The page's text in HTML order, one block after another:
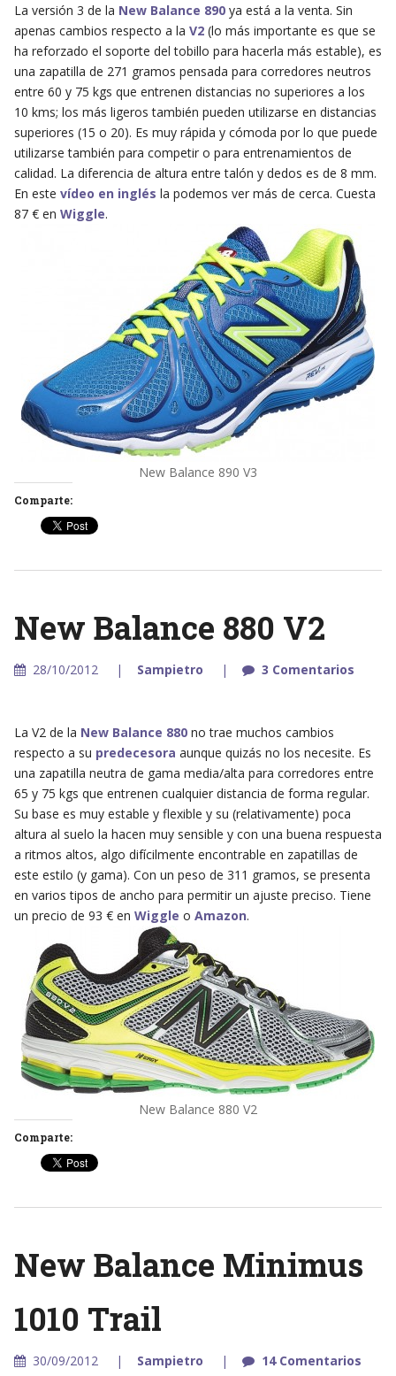
La versión 3 de la New Balance 890ya está a la venta. Sin
apenas cambios respecto a la V2(lo más importante es que se
ha reforzado el soporte del tobillo para hacerla más estable), es
una zapatilla de 271 gramos pensada para corredores neutros
entre 60 y 75 kgs que entrenen distancias no superiores a los
10 kms; los más ligeros también pueden utilizarse en distancias
superiores (15 o 20). Es muy rápida y cómoda por lo que puede
utilizarse también para competir o para entrenamientos de
calidad. La diferencia de altura entre talón y dedos es de 8 mm.
En este vídeo en inglés la podemos ver más de cerca. Cuesta
87 € en Wiggle.
New Balance 890 V3
Comparte:
New Balance 880 V2
28/10/2012 Sampietro 3 Comentarios
La V2 de la New Balance 880no trae muchos cambios
respecto a su predecesora aunque quizás no los necesite. Es
una zapatilla neutra de gama media/alta para corredores entre
65 y 75 kgs que entrenen cualquier distancia de forma regular.
Su base es muy estable y flexible y su (relativamente) poca
altura al suelo la hacen muy sensible y con una buena respuesta
a ritmos altos, algo difícilmente encontrable en zapatillas de
este estilo (y gama). Con un peso de 311 gramos, se presenta
en varios tipos de ancho para permitir un ajuste preciso. Tiene
un precio de 93 € en Wiggle o Amazon.
New Balance 880 V2
Comparte:
New Balance Minimus
1010 Trail
30/09/2012 Sampietro 14 Comentarios